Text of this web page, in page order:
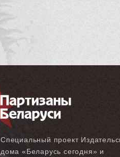
Специальный проект
дома «‎Беларусь сегодня» и